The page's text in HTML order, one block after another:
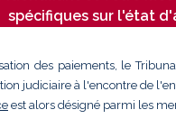
spécifiques sur l'état
des paiements, le
judiciaire à l'encontre de
est alors désigné parmi les